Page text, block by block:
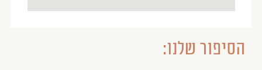
הסיפור שלנו: